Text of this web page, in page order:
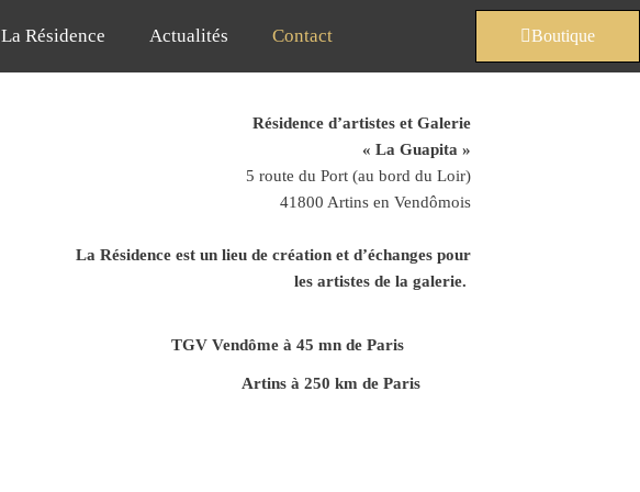
La Résidence Actualités Contact Boutique
Résidence d’artistes et Galerie
« La Guapita »
5 route du Port (au bord du Loir)
41800 Artins en Vendômois
La Résidence est un lieu de création et d’échanges pour
les artistes de la galerie.
TGV Vendôme à 45 mn de Paris
Artins à 250 km de Paris